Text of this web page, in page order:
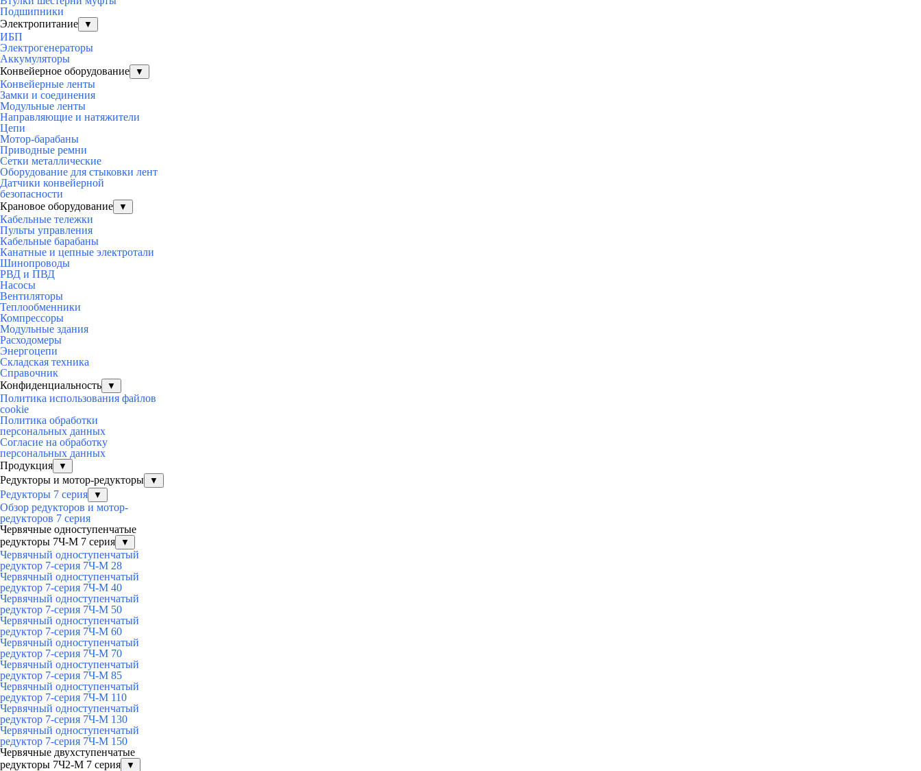
Подшипники
Электропитание
▼
ИБП
Электрогенераторы
Аккумуляторы
Конвейерное оборудование
▼
Конвейерные ленты
Замки и соединения
Модульные ленты
Направляющие и натяжители
Цепи
Мотор-барабаны
Приводные ремни
Сетки металлические
Оборудование для стыковки лент
Датчики конвейерной
безопасности
Крановое оборудование
▼
Кабельные тележки
Пульты управления
Кабельные барабаны
Канатные и цепные электротали
Шинопроводы
РВД и ПВД
Насосы
Вентиляторы
Теплообменники
Компрессоры
Модульные здания
Расходомеры
Энергоцепи
Складская техника
Справочник
Конфиденциальность
▼
Политика использования файлов
cookie
Политика обработки
персональных данных
Согласие на обработку
персональных данных
Продукция
▼
Редукторы и мотор-редукторы ▼
Редукторы 7 серия ▼
Обзор редукторов и мотор-
редукторов 7 серия
Червячные одноступенчатые
редукторы 7Ч-М 7 серия
▼
Червячный одноступенчатый
редуктор 7-серия 7Ч-М 28
Червячный одноступенчатый
редуктор 7-серия 7Ч-М 40
Червячный одноступенчатый
редуктор 7-серия 7Ч-М 50
Червячный одноступенчатый
редуктор 7-серия 7Ч-М 60
Червячный одноступенчатый
редуктор 7-серия 7Ч-М 70
Червячный одноступенчатый
редуктор 7-серия 7Ч-М 85
Червячный одноступенчатый
редуктор 7-серия 7Ч-М 110
Червячный одноступенчатый
редуктор 7-серия 7Ч-М 130
Червячный одноступенчатый
редуктор 7-серия 7Ч-М 150
Червячные двухступенчатые
редукторы 7Ч2-М 7 серия
▼